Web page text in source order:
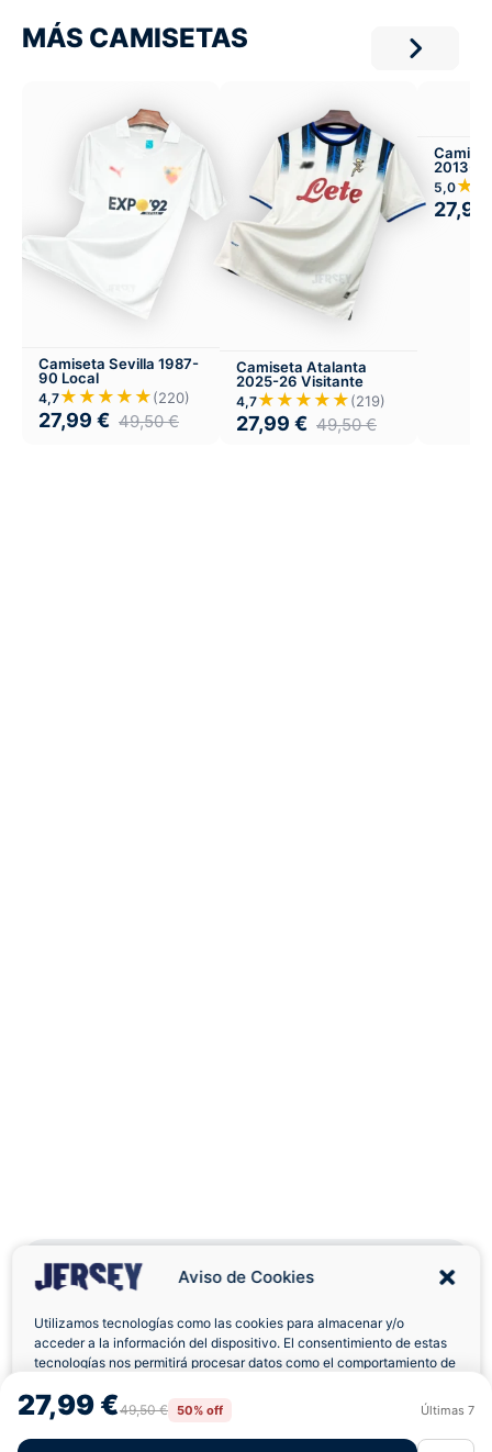
Aviso de Cookies
Utilizamos tecnologías como las cookies para almacenar y/o
acceder a la información del dispositivo. El consentimiento de estas
tecnologías nos permitirá procesar datos como el comportamiento de
retirar el consentimiento, puede afectar negativamente a ciertas
características y funciones.
Rechazar
27,99 €49,50 € 50% off Últimas 7
MÁS CAMISETAS
Camiseta Sevilla 1987-
90 Local
4,7★★★★★(220)
27,99 € 49,50€
Camiseta Atalanta
2025-26 Visitante
4,7★★★★★(219)
27,99 € 49,50€
2013-
Infantil
5,0
27,99
Envíos a Domicilio Devolución 7 Días